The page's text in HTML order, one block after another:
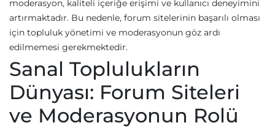
moderasyon, kaliteli içeriğe erişimi ve kullanıcı deneyimini
artırmaktadır. Bu nedenle, forum sitelerinin başarılı olması
için topluluk yönetimi ve moderasyonun göz ardı
edilmemesi gerekmektedir.
Sanal Toplulukların
Dünyası: Forum Siteleri
ve Moderasyonun Rolü